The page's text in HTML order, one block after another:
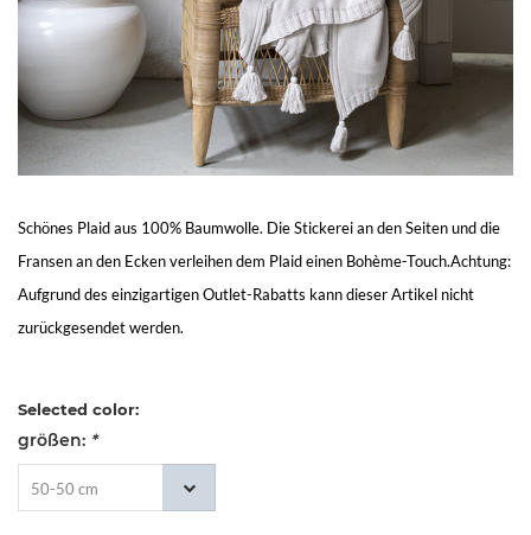
Sale
Konto
Schönes Plaid aus 100% Baumwolle. Die Stickerei an den Seiten und die
Fransen an den Ecken verleihen dem Plaid einen Bohème-Touch.Achtung:
Aufgrund des einzigartigen Outlet-Rabatts kann dieser Artikel nicht
zurückgesendet werden.
Selected color:
größen: *
50-50 cm